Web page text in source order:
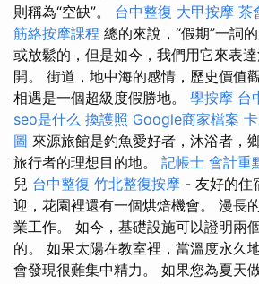
則稱為“空缺”。 台中整復 大甲按摩 茶
筋絡按摩課程 總的來說，“假期”一詞
或放鬆的，但是如今，我們用它來表
開。 街道，地中海的感情，歷史價值
相遇是一個超級度假勝地。 學按摩 台
seo是什么 換護照 Google商家檔案
圖 來源旅館是釣魚愛好者，沐浴者，
旅行者的理想目的地。 記帳士 會計重
兒 台中整復 竹北整復按摩 - 友好的住
迎，花園裡還有一個烘焙機會。 漫長
業工作。 如今，基礎設施可以證明兩
的。 如果太陽在教室裡，當溫度永久
會發現很難集中精力。 如果您為夏天